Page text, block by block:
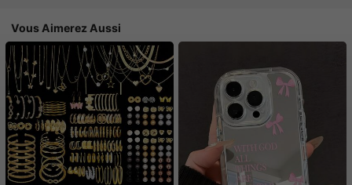
Vous Aimerez Aussi